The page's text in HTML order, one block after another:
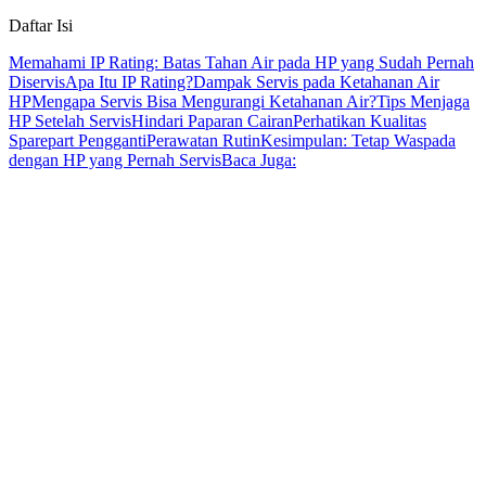
Daftar Isi
Memahami IP Rating: Batas Tahan Air pada HP yang Sudah Pernah
DiservisApa Itu IP Rating?Dampak Servis pada Ketahanan Air
HPMengapa Servis Bisa Mengurangi Ketahanan Air?Tips Menjaga
HP Setelah ServisHindari Paparan CairanPerhatikan Kualitas
Sparepart PenggantiPerawatan RutinKesimpulan: Tetap Waspada
dengan HP yang Pernah ServisBaca Juga: